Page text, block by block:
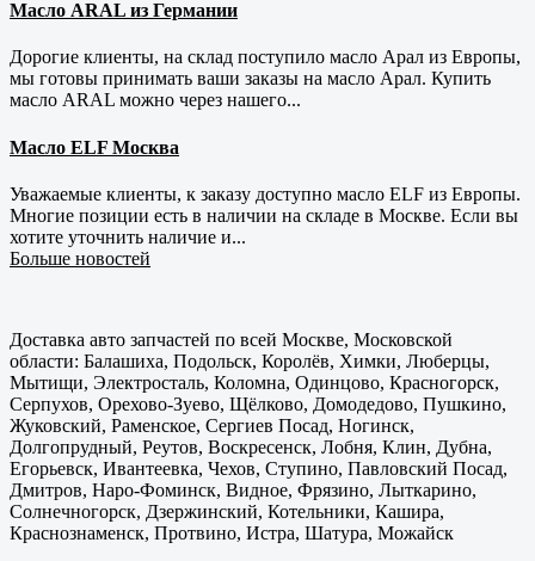
Масло ARAL из Германии
Дорогие клиенты, на склад поступило масло Арал из Европы,
мы готовы принимать ваши заказы на масло Арал. Купить
масло ARAL можно через нашего...
Масло ELF Москва
Уважаемые клиенты, к заказу доступно масло ELF из Европы.
Многие позиции есть в наличии на складе в Москве. Если вы
хотите уточнить наличие и...
Больше новостей
Доставка авто запчастей по всей Москве, Московской
области: Балашиха, Подольск, Королёв, Химки, Люберцы,
Мытищи, Электросталь, Коломна, Одинцово, Красногорск,
Серпухов, Орехово-Зуево, Щёлково, Домодедово, Пушкино,
Жуковский, Раменское, Сергиев Посад, Ногинск,
Долгопрудный, Реутов, Воскресенск, Лобня, Клин, Дубна,
Егорьевск, Ивантеевка, Чехов, Ступино, Павловский Посад,
Дмитров, Наро-Фоминск, Видное, Фрязино, Лыткарино,
Солнечногорск, Дзержинский, Котельники, Кашира,
Краснознаменск, Протвино, Истра, Шатура, Можайск